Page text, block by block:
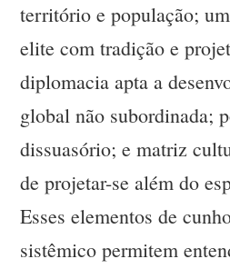
território e população;
elite com tradição e
diplomacia apta a
global não subordinada;
dissuasório; e matriz
de projetar-se além do
Esses elementos de
sistêmico permitem